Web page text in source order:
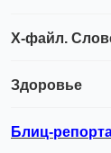
Х-файл.
Здоровье
Блиц-